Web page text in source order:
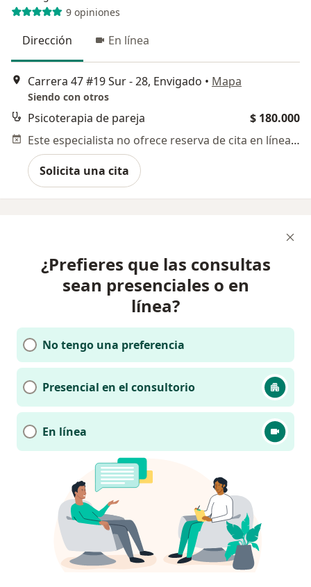
9 opiniones
Dirección En línea
Carrera 47 #19 Sur - 28, Envigado • Mapa
Siendo con otros
Psicoterapia de pareja
$ 180.000
Este especialista no ofrece reserva de cita en línea en esta dirección.
Solicita una cita
¿Prefieres que las consultas
sean presenciales o en
línea?
No tengo una preferencia
Presencial en el consultorio
En línea